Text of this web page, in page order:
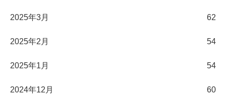
2025年3月 62
2025年2月 54
2025年1月 54
2024年12月 60